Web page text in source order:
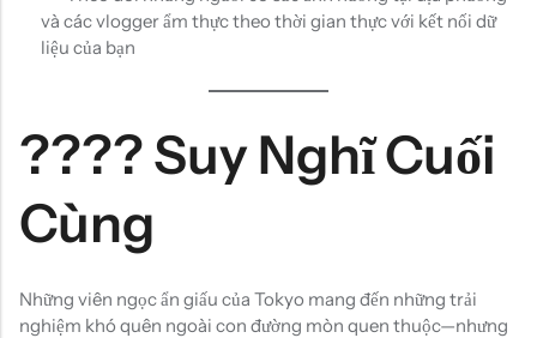
và các vlogger ẩm thực theo thời gian thực với kết nối dữ
liệu của bạn
???? Suy Nghĩ Cuối
Cùng
Những viên ngọc ẩn giấu của Tokyo mang đến những trải
nghiệm khó quên ngoài con đường mòn quen thuộc—nhưng